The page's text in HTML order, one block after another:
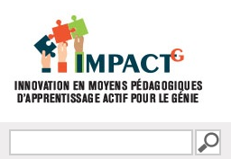
FORMULAIRE DE